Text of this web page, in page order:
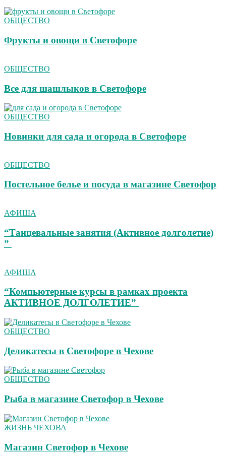
ОБЩЕСТВО
Фрукты и овощи в Светофоре
ОБЩЕСТВО
Все для шашлыков в Светофоре
ОБЩЕСТВО
Новинки для сада и огорода в Светофоре
ОБЩЕСТВО
Постельное белье и посуда в магазине Светофор
АФИША
“Танцевальные занятия (Активное долголетие)
”
АФИША
“Компьютерные курсы в рамках проекта
АКТИВНОЕ ДОЛГОЛЕТИЕ”
ОБЩЕСТВО
Деликатесы в Светофоре в Чехове
ОБЩЕСТВО
Рыба в магазине Светофор в Чехове
ЖИЗНЬ ЧЕХОВА
Магазин Светофор в Чехове